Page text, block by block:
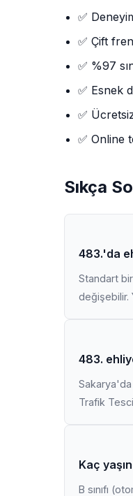
✅
✅ Çift
✅ %97
✅ Esnek
✅
✅ Online
Sıkça
483.'da
Standart
değişebilir.
483.
Sakarya'da
Trafik
Kaç
B sınıfı